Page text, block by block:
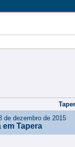
de dezembro de 2015
em Tapera